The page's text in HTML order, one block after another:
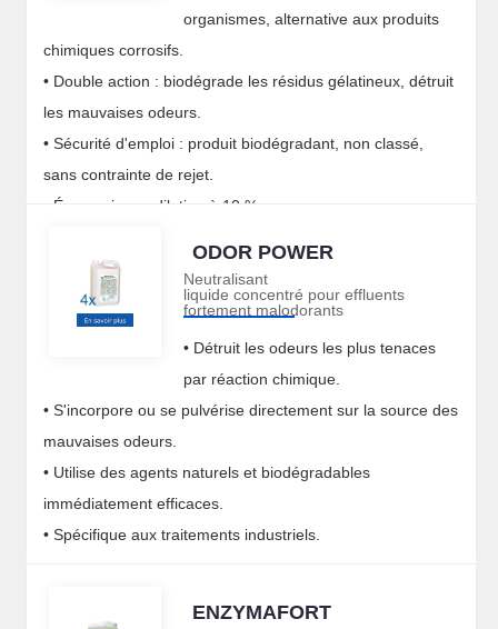
organismes, alternative aux produits
chimiques corrosifs.
• Double action : biodégrade les résidus gélatineux, détruit
les mauvaises odeurs.
• Sécurité d'emploi : produit biodégradant, non classé,
sans contrainte de rejet.
• Économique : dilution à 10 %.
ODOR POWER
Neutralisant
liquide concentré pour effluents
fortement malodorants
• Détruit les odeurs les plus tenaces
par réaction chimique.
• S'incorpore ou se pulvérise directement sur la source des
mauvaises odeurs.
• Utilise des agents naturels et biodégradables
immédiatement efficaces.
• Spécifique aux traitements industriels.
ENZYMAFORT